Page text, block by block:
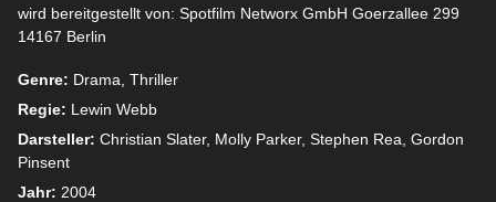
wird bereitgestellt von: Spotfilm Networx GmbH Goerzallee 299
14167 Berlin
Genre: Drama, Thriller
Regie: Lewin Webb
Darsteller: Christian Slater, Molly Parker, Stephen Rea, Gordon
Pinsent
Jahr: 2004